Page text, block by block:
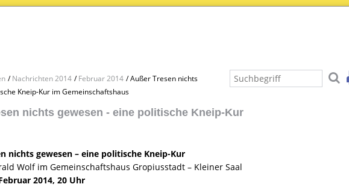
Nachrichten 2014 Februar 2014
Außer Tresen nichts
Kneip-Kur im Gemeinschaftshaus
nichts gewesen - eine politische Kneip-Kur
nichts gewesen – eine politische Kneip-Kur
Wolf im Gemeinschaftshaus Gropiusstadt – Kleiner Saal
2014, 20 Uhr